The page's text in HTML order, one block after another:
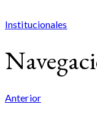
Institucionales
Anterior